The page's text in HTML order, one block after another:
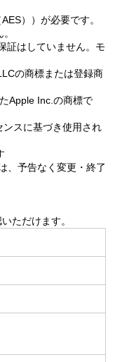
））が必要です。
証はしていません。モ
の商標または登録商
Apple Inc.の商標で
スに基づき使用され
、予告なく変更・終了
ただけます。